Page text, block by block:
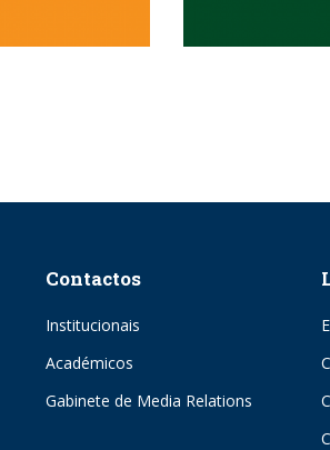
Contactos
Institucionais
Académicos
Gabinete de Media Relations